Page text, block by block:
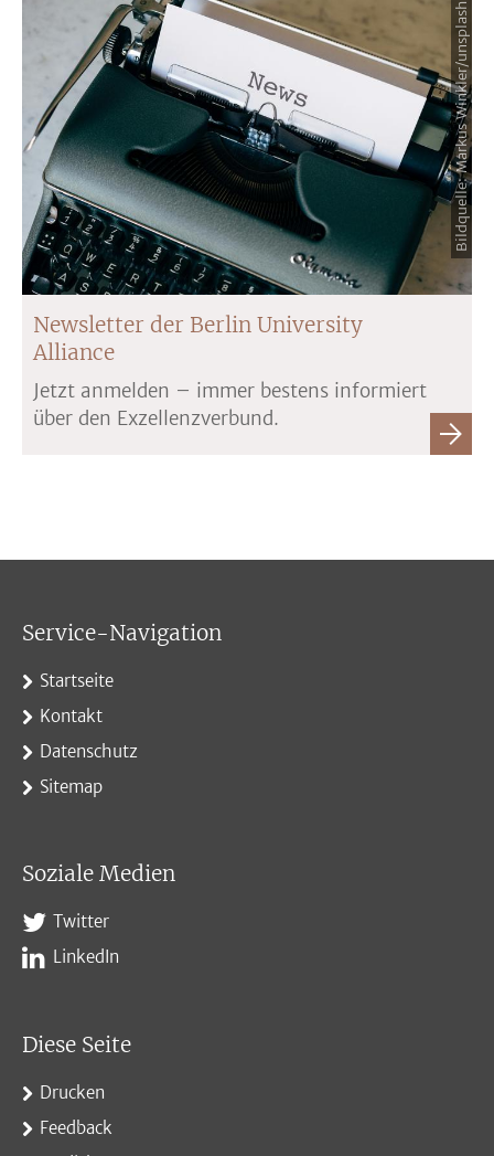
Newsletter der Berlin University
Alliance
Jetzt anmelden – immer bestens informiert
über den Exzellenzverbund.
Bildquelle: Markus Winkler/unsplash
Service-Navigation
Startseite
Kontakt
Datenschutz
Sitemap
Soziale Medien
Twitter
LinkedIn
Diese Seite
Drucken
Feedback